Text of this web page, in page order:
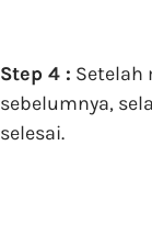
Step 4 : Setelah
sebelumnya,
selesai.